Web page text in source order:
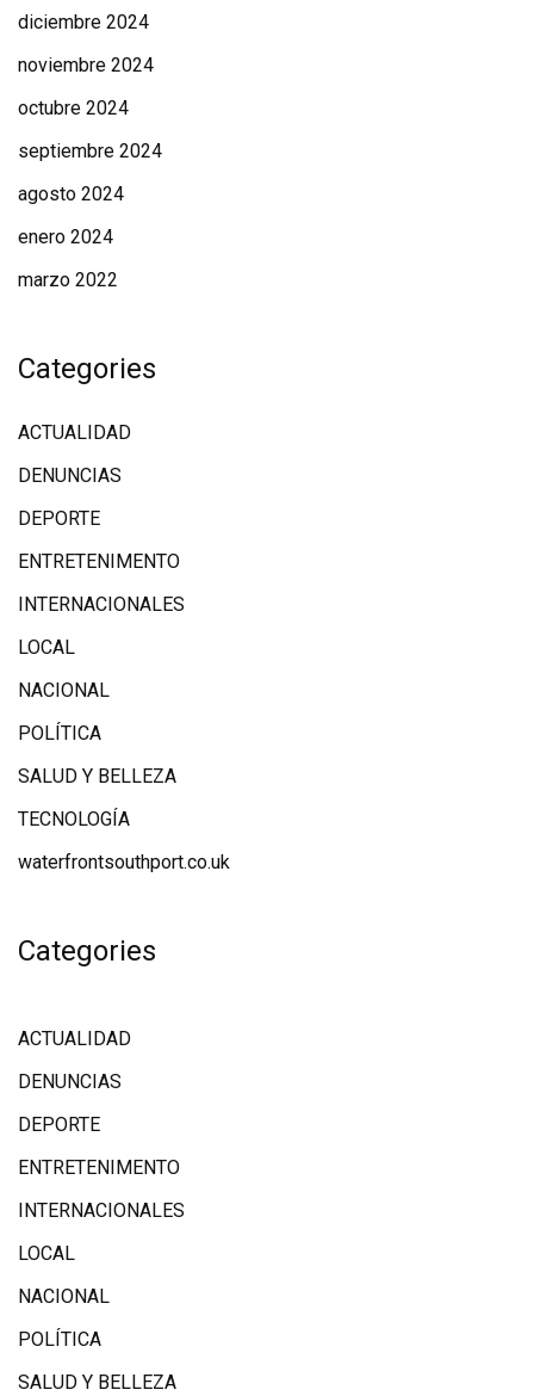
diciembre 2024
noviembre 2024
octubre 2024
septiembre 2024
agosto 2024
enero 2024
marzo 2022
Categories
ACTUALIDAD
DENUNCIAS
DEPORTE
ENTRETENIMENTO
INTERNACIONALES
LOCAL
NACIONAL
POLÍTICA
SALUD Y BELLEZA
TECNOLOGÍA
waterfrontsouthport.co.uk
Categories
ACTUALIDAD
DENUNCIAS
DEPORTE
ENTRETENIMENTO
INTERNACIONALES
LOCAL
NACIONAL
POLÍTICA
SALUD Y BELLEZA